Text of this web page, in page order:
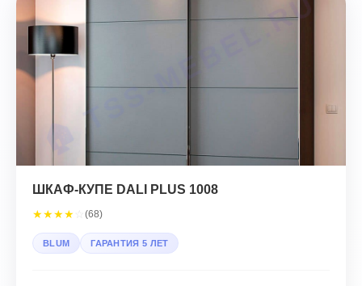
ШКАФ-КУПЕ DALI PLUS 1008
★★★★ (68)
BLUM ГАРАНТИЯ 5 ЛЕТ